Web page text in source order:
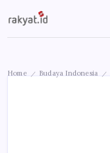
to
content
Rakyat.id
Edukasi
Masyarakat
Home / Budaya Indonesia /